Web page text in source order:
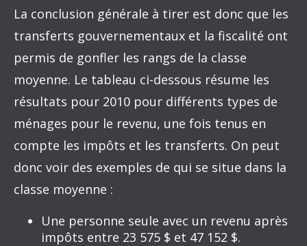
La conclusion générale à tirer est donc que les
transferts gouvernementaux et la fiscalité ont
permis de gonfler les rangs de la classe
moyenne. Le tableau ci-dessous résume les
résultats pour 2010 pour différents types de
ménages pour le revenu, une fois tenus en
compte les impôts et les transferts. On peut
donc voir des exemples de qui se situe dans la
classe moyenne :
Une personne seule avec un revenu après
impôts entre 23 575 $ et 47 152 $.